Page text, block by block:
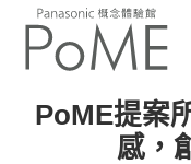
PoME提案
感，